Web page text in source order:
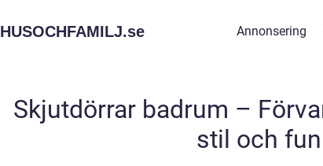
HUSOCHFAMILJ.se Annonsering
Skjutdörrar badrum –
stil och